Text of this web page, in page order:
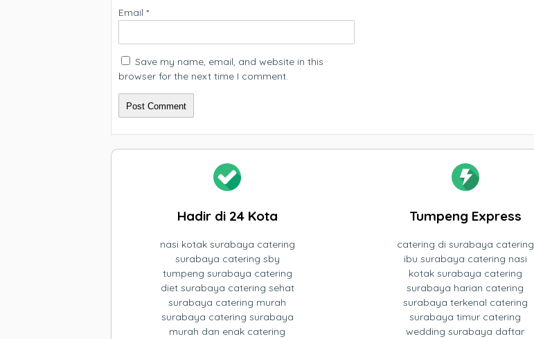
Email *
Save my name, email, and website in this
browser for the next time I comment.
Hadir di 24 Kota
nasi kotak surabaya catering
surabaya catering sby
tumpeng surabaya catering
diet surabaya catering sehat
surabaya catering murah
surabaya catering surabaya
murah dan enak catering
Tumpeng Express
catering di surabaya catering
ibu surabaya catering nasi
kotak surabaya catering
surabaya harian catering
surabaya terkenal catering
surabaya timur catering
wedding surabaya daftar